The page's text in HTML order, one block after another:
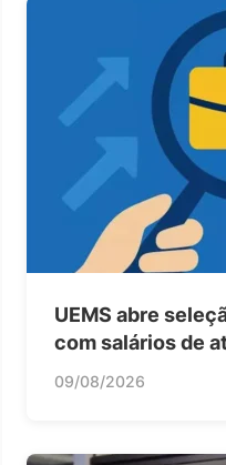
UEMS abre
com salários de
09/08/2026